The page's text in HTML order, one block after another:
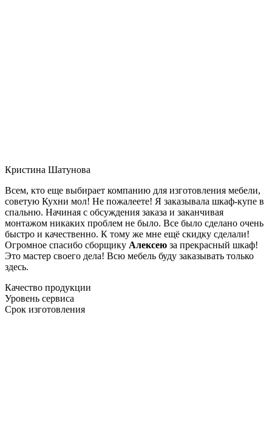
Кристина Шатунова
Всем, кто еще выбирает компанию для изготовления мебели,
советую Кухни мол! Не пожалеете! Я заказывала шкаф-купе в
спальню. Начиная с обсуждения заказа и заканчивая
монтажом никаких проблем не было. Все было сделано очень
быстро и качественно. К тому же мне ещё скидку сделали!
Огромное спасибо сборщику Алексею за прекрасный шкаф!
Это мастер своего дела! Всю мебель буду заказывать только
здесь.
Качество продукции
Уровень сервиса
Срок изготовления